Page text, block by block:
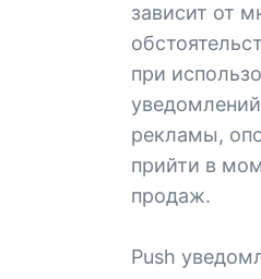
зависит от
при
рекламы,
прийти в
продаж.
Push